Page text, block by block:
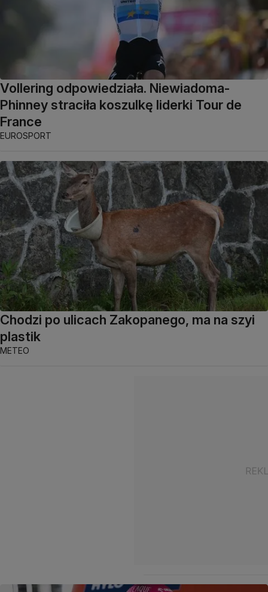
Vollering odpowiedziała. Niewiadoma-
Phinney straciła koszulkę liderki Tour de
France
EUROSPORT
Chodzi po ulicach Zakopanego, ma na szyi
plastik
METEO